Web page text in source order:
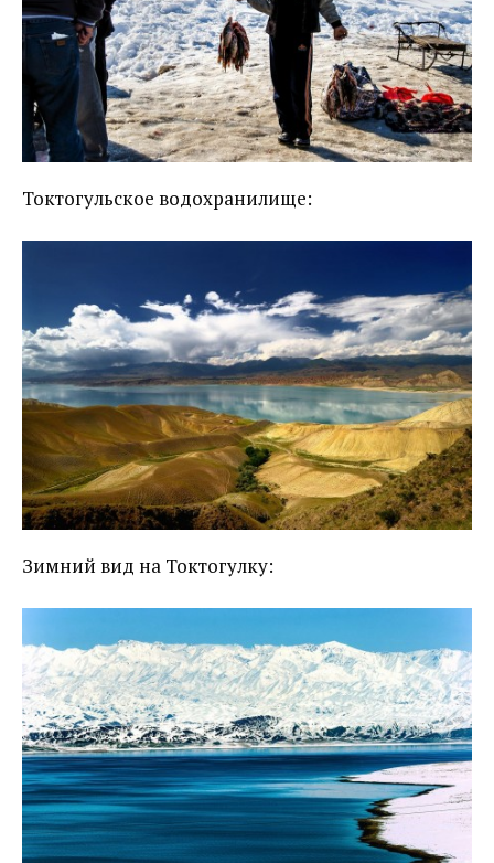
Токтогульское водохранилище:
Зимний вид на Токтогулку: